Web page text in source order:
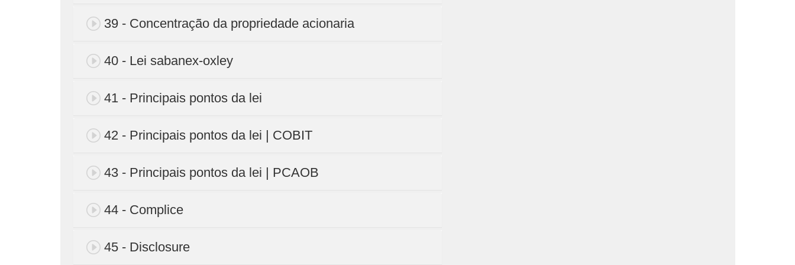
39 - Concentração da propriedade acionaria
40 - Lei sabanex-oxley
41 - Principais pontos da lei
42 - Principais pontos da lei | COBIT
43 - Principais pontos da lei | PCAOB
44 - Complice
45 - Disclosure